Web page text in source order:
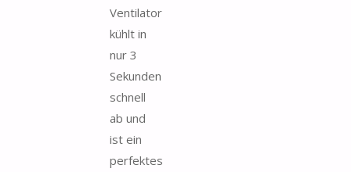
Ventilator
kühlt in
nur 3
Sekunden
schnell
ab und
ist ein
perfektes